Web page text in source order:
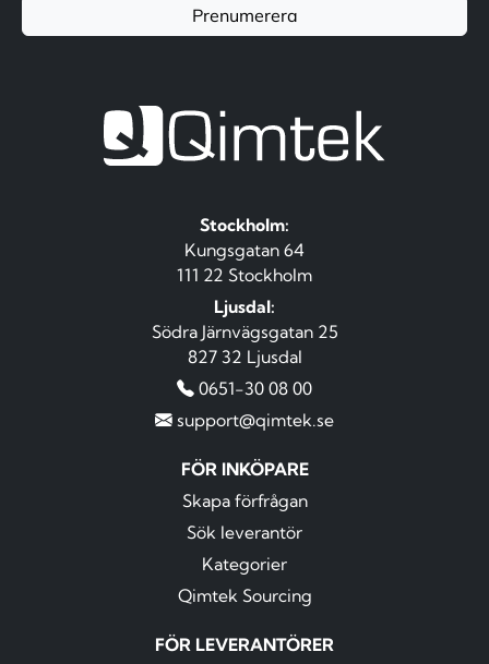
Prenumerera
Stockholm:
Kungsgatan 64
111 22 Stockholm
Ljusdal:
Södra Järnvägsgatan 25
827 32 Ljusdal
0651-30 08 00
support@qimtek.se
FÖR INKÖPARE
Skapa förfrågan
Sök leverantör
Kategorier
Qimtek Sourcing
FÖR LEVERANTÖRER